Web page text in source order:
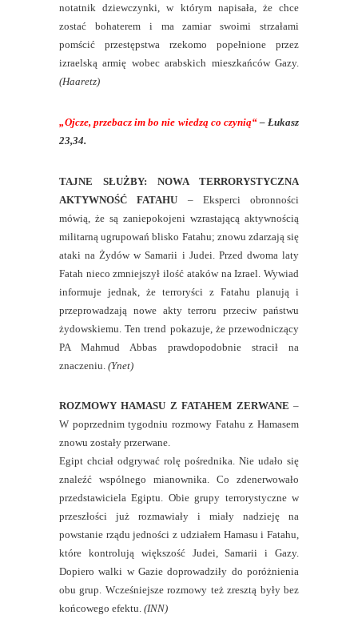
notatnik dziewczynki, w którym napisała, że chce
zostać bohaterem i ma zamiar swoimi strzałami
pomścić przestępstwa rzekomo popełnione przez
izraelską armię wobec arabskich mieszkańców Gazy.
(Haaretz)
„Ojcze, przebacz im bo nie wiedzą co czynią“– Łukasz
23,34.
TAJNE SŁUŻBY: NOWA TERRORYSTYCZNA
AKTYWNOŚĆ FATAHU – Eksperci obronności
mówią, że są zaniepokojeni wzrastającą aktywnością
militarną ugrupowań blisko Fatahu; znowu zdarzają się
ataki na Żydów w Samarii i Judei. Przed dwoma laty
Fatah nieco zmniejszył ilość ataków na Izrael. Wywiad
informuje jednak, że terroryści z Fatahu planują i
przeprowadzają nowe akty terroru przeciw państwu
żydowskiemu. Ten trend pokazuje, że przewodniczący
PA Mahmud Abbas prawdopodobnie stracił na
znaczeniu. (Ynet)
ROZMOWY HAMASU Z FATAHEM ZERWANE –
W poprzednim tygodniu rozmowy Fatahu z Hamasem
znowu zostały przerwane.
Egipt chciał odgrywać rolę pośrednika. Nie udało się
znaleźć wspólnego mianownika. Co zdenerwowało
przedstawiciela Egiptu. Obie grupy terrorystyczne w
przeszłości już rozmawiały i miały nadzieję na
powstanie rządu jedności z udziałem Hamasu i Fatahu,
które kontrolują większość Judei, Samarii i Gazy.
Dopiero walki w Gazie doprowadziły do poróżnienia
obu grup. Wcześniejsze rozmowy też zresztą były bez
końcowego efektu. (INN)